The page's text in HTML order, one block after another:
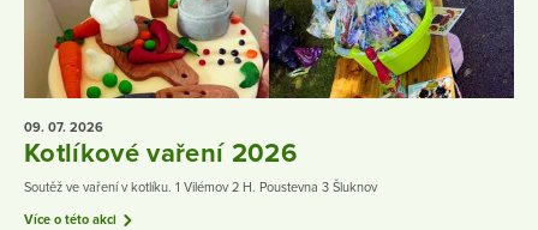
09. 07. 2026
Kotlíkové vaření 2026
Soutěž ve vaření v kotlíku. 1 Vilémov 2 H. Poustevna 3 Šluknov
Více o této akci